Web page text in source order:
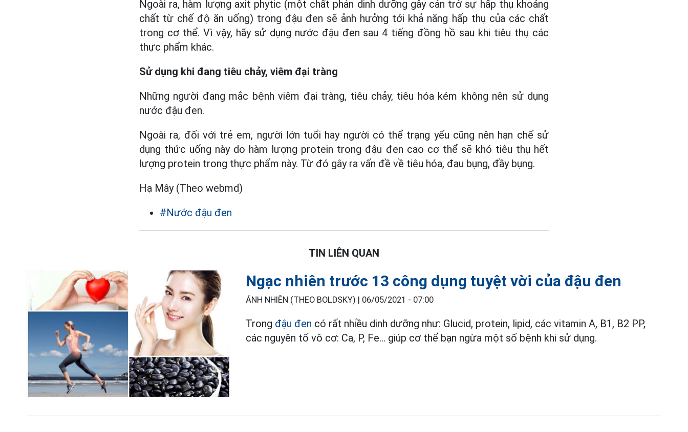
Ngoài ra, hàm lượng axit phytic (một chất phản dinh dưỡng gây cản trở sự hấp thụ khoáng
chất từ ​​chế độ ăn uống) trong đậu đen sẽ ảnh hưởng tới khả năng hấp thụ của các chất
trong cơ thể. Vì vậy, hãy sử dụng nước đậu đen sau 4 tiếng đồng hồ sau khi tiêu thụ các
thực phẩm khác.
Sử dụng khi đang tiêu chảy, viêm đại tràng
Những người đang mắc bệnh viêm đại tràng, tiêu chảy, tiêu hóa kém không nên sử dụng
nước đậu đen.
Ngoài ra, đối với trẻ em, người lớn tuổi hay người có thể trạng yếu cũng nên hạn chế sử
dụng thức uống này do hàm lượng protein trong đậu đen cao cơ thể sẽ khó tiêu thụ hết
lượng protein trong thực phẩm này. Từ đó gây ra vấn đề về tiêu hóa, đau bụng, đầy bụng.
Hạ Mây (Theo webmd)
#Nước đậu đen
TIN LIÊN QUAN
Ngạc nhiên trước 13 công dụng tuyệt vời của đậu đen
ÁNH NHIÊN (THEO BOLDSKY) | 06/05/2021 - 07:00
Trong đậu đen có rất nhiều dinh dưỡng như: Glucid, protein, lipid, các vitamin A, B1, B2 PP,
các nguyên tố vô cơ: Ca, P, Fe… giúp cơ thể bạn ngừa một số bệnh khi sử dụng.